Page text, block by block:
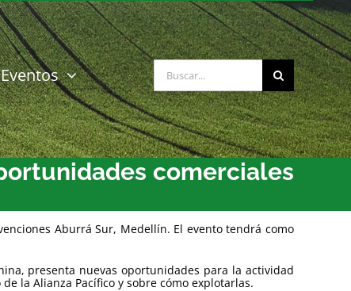
Eventos Buscar:
comerciales
Aburrá Sur, Medellín. El evento tendrá como
presenta nuevas oportunidades para la actividad
la Alianza Pacífico y sobre cómo explotarlas.